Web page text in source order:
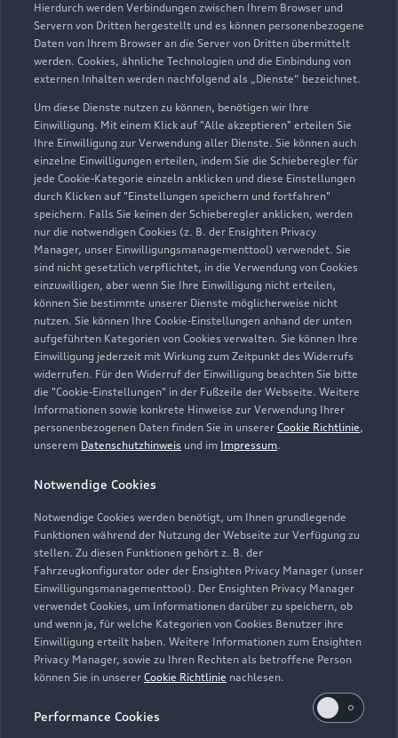
Hierdurch werden Verbindungen zwischen Ihrem Browser und
Servern von Dritten hergestellt und es können personenbezogene
Daten von Ihrem Browser an die Server von Dritten übermittelt
werden. Cookies, ähnliche Technologien und die Einbindung von
externen Inhalten werden nachfolgend als „Dienste“ bezeichnet.
Um diese Dienste nutzen zu können, benötigen wir Ihre
Einwilligung. Mit einem Klick auf "Alle akzeptieren" erteilen Sie
Ihre Einwilligung zur Verwendung aller Dienste. Sie können auch
einzelne Einwilligungen erteilen, indem Sie die Schieberegler für
jede Cookie-Kategorie einzeln anklicken und diese Einstellungen
durch Klicken auf "Einstellungen speichern und fortfahren"
speichern. Falls Sie keinen der Schieberegler anklicken, werden
nur die notwendigen Cookies (z. B. der Ensighten Privacy
Manager, unser Einwilligungsmanagementtool) verwendet. Sie
sind nicht gesetzlich verpflichtet, in die Verwendung von Cookies
einzuwilligen, aber wenn Sie Ihre Einwilligung nicht erteilen,
können Sie bestimmte unserer Dienste möglicherweise nicht
nutzen. Sie können Ihre Cookie-Einstellungen anhand der unten
aufgeführten Kategorien von Cookies verwalten. Sie können Ihre
Einwilligung jederzeit mit Wirkung zum Zeitpunkt des Widerrufs
widerrufen. Für den Widerruf der Einwilligung beachten Sie bitte
die "Cookie-Einstellungen" in der Fußzeile der Webseite. Weitere
Informationen sowie konkrete Hinweise zur Verwendung Ihrer
personenbezogenen Daten finden Sie in unserer Cookie Richtlinie,
unserem Datenschutzhinweis und im Impressum.
Notwendige Cookies
Notwendige Cookies werden benötigt, um Ihnen grundlegende
Funktionen während der Nutzung der Webseite zur Verfügung zu
stellen. Zu diesen Funktionen gehört z. B. der
Fahrzeugkonfigurator oder der Ensighten Privacy Manager (unser
Einwilligungsmanagementtool). Der Ensighten Privacy Manager
verwendet Cookies, um Informationen darüber zu speichern, ob
und wenn ja, für welche Kategorien von Cookies Benutzer ihre
Einwilligung erteilt haben. Weitere Informationen zum Ensighten
Privacy Manager, sowie zu Ihren Rechten als betroffene Person
können Sie in unserer Cookie Richtlinie nachlesen.
Performance Cookies
Wir beraten Sie gerne
und Ansprechpartner.
Zur Teamübersicht
Serviceberater kontaktieren
Servicetermin vereinbaren
Autohaus Feicht GmbH
Servicepartner e-tron